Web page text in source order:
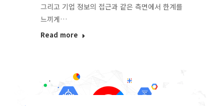
그리고 기업 정보의 접근과 같은 측면에서 한계를
느끼게…
Read more